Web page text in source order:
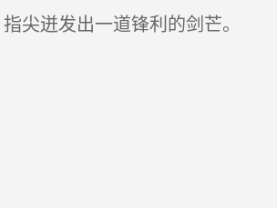
尖迸发出一道锋利的剑芒。